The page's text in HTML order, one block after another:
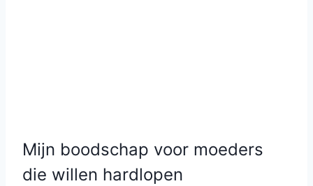
Mijn boodschap voor moeders
die willen hardlopen